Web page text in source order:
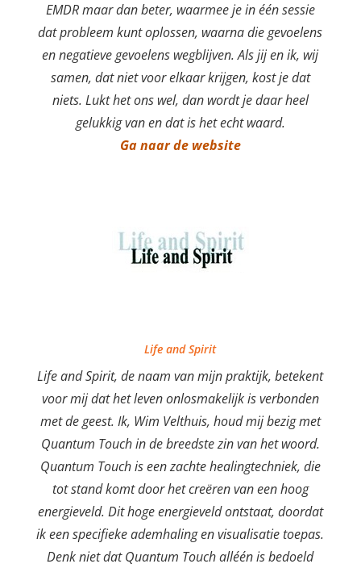
EMDR maar dan beter, waarmee je in één sessie
dat probleem kunt oplossen, waarna die gevoelens
en negatieve gevoelens wegblijven. Als jij en ik, wij
samen, dat niet voor elkaar krijgen, kost je dat
niets. Lukt het ons wel, dan wordt je daar heel
gelukkig van en dat is het echt waard.
Ga naar de website
Life and Spirit
Life and Spirit, de naam van mijn praktijk, betekent
voor mij dat het leven onlosmakelijk is verbonden
met de geest. Ik, Wim Velthuis, houd mij bezig met
Quantum Touch in de breedste zin van het woord.
Quantum Touch is een zachte healingtechniek, die
tot stand komt door het creëren van een hoog
energieveld. Dit hoge energieveld ontstaat, doordat
ik een specifieke ademhaling en visualisatie toepas.
Denk niet dat Quantum Touch alléén is bedoeld